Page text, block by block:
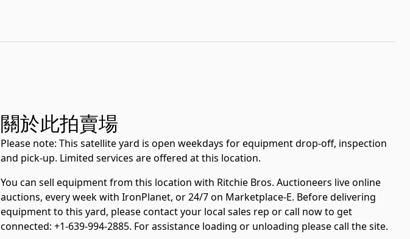
關於此拍賣場
Please note: This satellite yard is open weekdays for equipment drop-off, inspection
and pick-up. Limited services are offered at this location.
You can sell equipment from this location with Ritchie Bros. Auctioneers live online
auctions, every week with IronPlanet, or 24/7 on Marketplace-E. Before delivering
equipment to this yard, please contact your local sales rep or call now to get
connected: +1-639-994-2885. For assistance loading or unloading please call the site.